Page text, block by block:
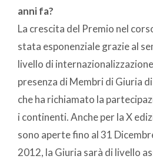
anni fa?
La crescita del Premio nel
stata esponenziale grazie al
livello di
presenza di Membri di Giuria
che ha richiamato la
i continenti. Anche per la X
sono aperte fino al 31
2012, la Giuria sarà di livello